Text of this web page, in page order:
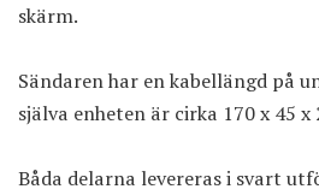
skärm.
Sändaren har en kabellängd på
själva enheten är cirka 170 x 45 x
Båda delarna levereras i svart